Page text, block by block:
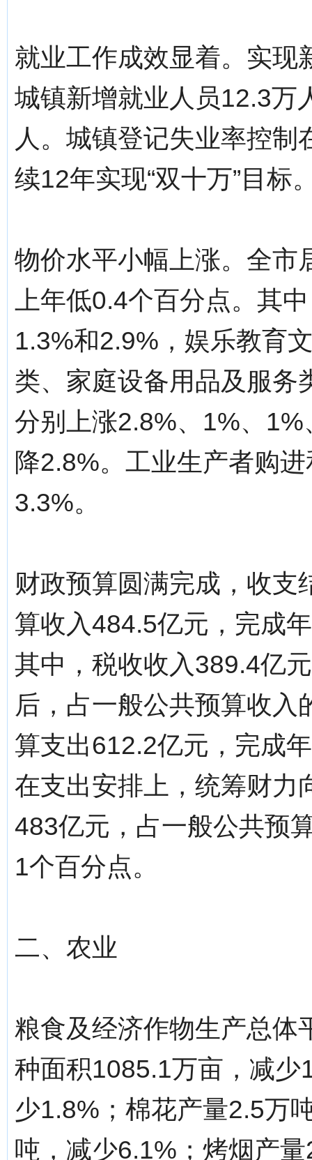
就业工作成效显着。实现
城镇新增就业人员12.3万
人。城镇登记失业率控
续12年实现“双十万”目标
物价水平小幅上涨。全市
上年低0.4个百分点。其
1.3%和2.9%，娱乐教育
类、家庭设备用品及服务
分别上涨2.8%、1%、
降2.8%。工业生产者购
3.3%。
财政预算圆满完成，收支
算收入484.5亿元，完成
其中，税收收入389.4亿
后，占一般公共预算收
算支出612.2亿元，完成
在支出安排上，统筹财力
483亿元，占一般公共预
1个百分点。
二、农业
粮食及经济作物生产总体
种面积1085.1万亩，减
少1.8%；棉花产量2.5万
吨，减少6.1%；烤烟产